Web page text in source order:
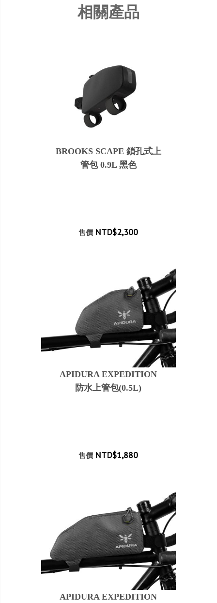
相關產品
BROOKS SCAPE 鎖孔式上
管包 0.9L 黑色
售價 NTD$2,300
APIDURA EXPEDITION
防水上管包(0‭.‬5L‭‬)
售價 NTD$1,880
APIDURA EXPEDITION